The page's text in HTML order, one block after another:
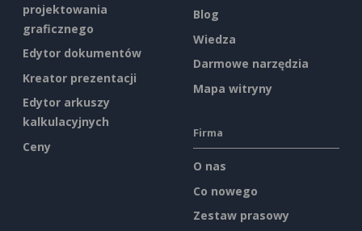
projektowania
graficznego
Edytor dokumentów
Kreator prezentacji
Edytor arkuszy
kalkulacyjnych
Ceny
Blog
Wiedza
Darmowe narzędzia
Mapa witryny
Firma
O nas
Co nowego
Zestaw prasowy